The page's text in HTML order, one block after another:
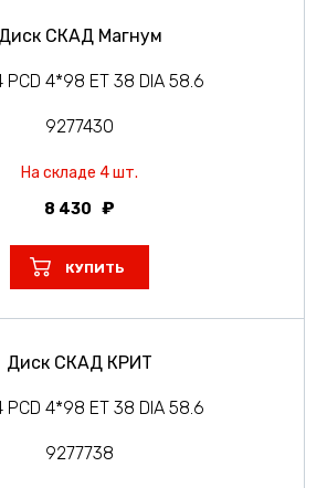
Диск СКАД Магнум
PCD 4*98 ET 38 DIA 58.6
9277430
На складе 4 шт.
8 430
КУПИТЬ
Диск СКАД КРИТ
PCD 4*98 ET 38 DIA 58.6
9277738